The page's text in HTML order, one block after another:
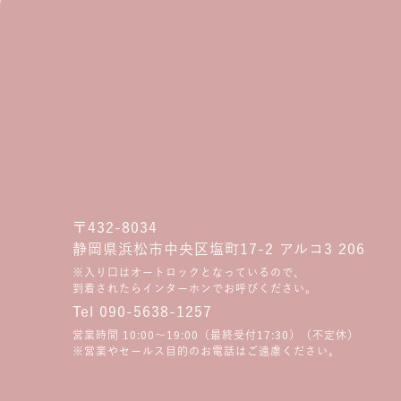
〒432-8034
静岡県浜松市中央区塩町17-2 アルコ3 206
※入り口はオートロックとなっているので、
到着されたらインターホンでお呼びください。
Tel 090-5638-1257
営業時間 10:00〜19:00（最終受付17:30）（不定休）
※営業やセールス目的のお電話はご遠慮ください。